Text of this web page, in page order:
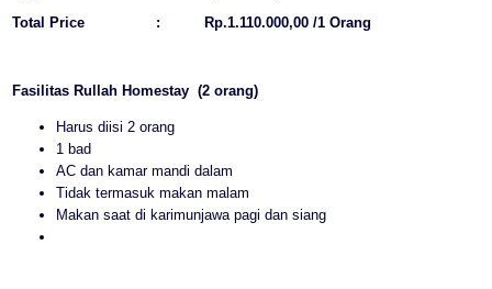
Total Price
: Rp.1.110.000,00 /1 Orang
Fasilitas Rullah Homestay (2 orang)
Harus diisi 2 orang
1 bad
AC dan kamar mandi dalam
Tidak termasuk makan malam
Makan saat di karimunjawa pagi dan siang